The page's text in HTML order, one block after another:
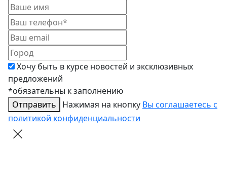
Хочу быть в курсе новостей и эксклюзивных
предложений
*обязательны к заполнению
Отправить
Нажимая на кнопку Вы соглашаетесь с
политикой конфиденциальности